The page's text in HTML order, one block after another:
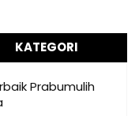
KATEGORI
Prabumulih